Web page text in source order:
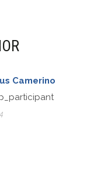
Camerino